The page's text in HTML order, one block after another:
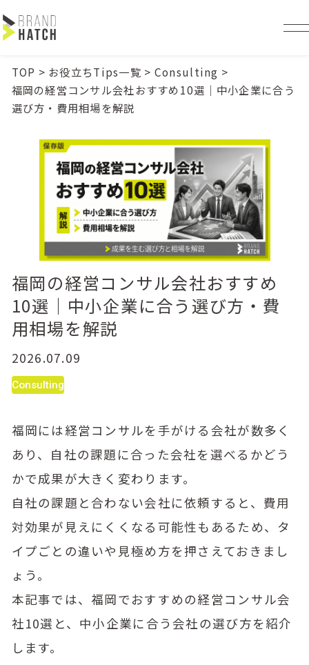
TOP > お役立ちTips一覧 > Consulting >
福岡の経営コンサル会社おすすめ10選｜中小企業に合う
選び方・費用相場を解説
福岡の経営コンサル会社おすすめ
10選｜中小企業に合う選び方・費
用相場を解説
2026.07.09
Consulting
福岡には経営コンサルを手がける会社が数多く
あり、自社の課題に合った会社を選べるかどう
かで成果が大きく変わります。
自社の課題と合わない会社に依頼すると、費用
対効果が見えにくくなる可能性もあるため、タ
イプごとの違いや見極め方を押さえておきまし
ょう。
本記事では、福岡でおすすめの経営コンサル会
社10選と、中小企業に合う会社の選び方を紹介
します。